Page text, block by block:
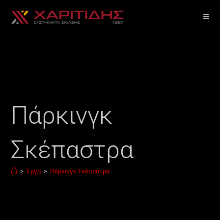
Πάρκινγκ
Σκέπαστρα
> Έργα > Πάρκινγκ Σκέπαστρα